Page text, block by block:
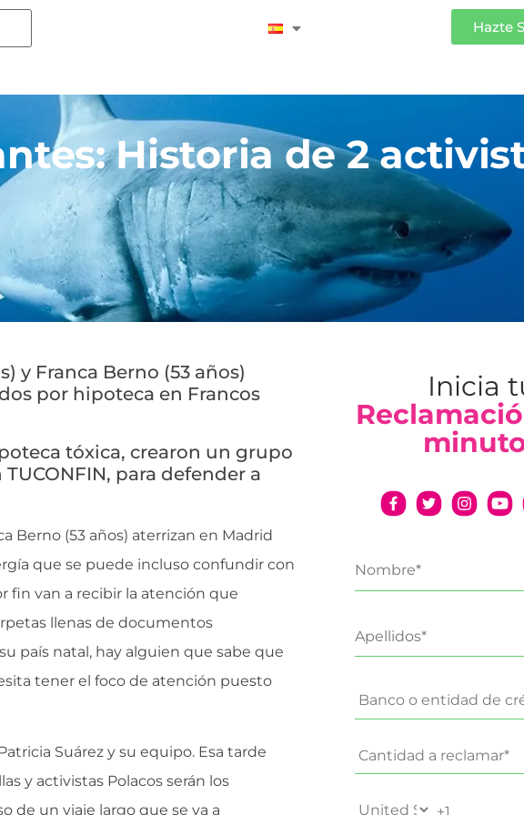
Hazte
Historia de 2
y Franca Berno (53 años)
por hipoteca en Francos
tóxica, crearon un grupo
para defender a
Berno (53 años) aterrizan en Madrid
que se puede incluso confundir con
fin van a recibir la atención que
llenas de documentos
país natal, hay alguien que sabe que
tener el foco de atención puesto
Suárez y su equipo. Esa tarde
y activistas Polacos serán los
de un viaje largo que se va a
Inicia